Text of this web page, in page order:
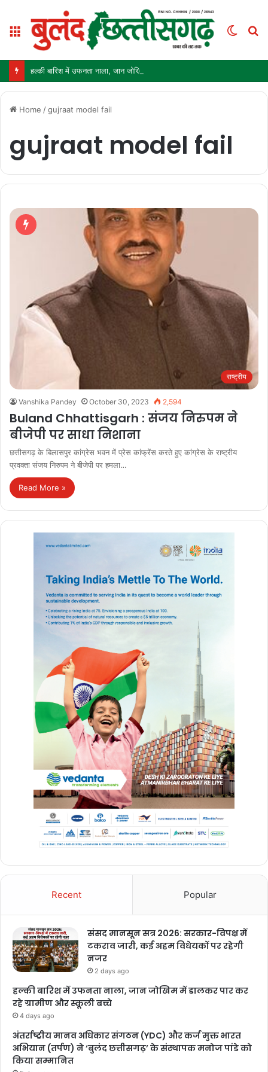
Menu
Switch
Home /gujraat model fail
gujraat model fail
राष्ट्रीय
Vanshika Pandey October 30, 2023 2,594
Buland Chhattisgarh : संजय निरुपम ने
बीजेपी पर साधा निशाना
छत्तीसगढ़ के बिलासपुर कांग्रेस भवन में प्रेस कांफ्रेंस करते हुए कांग्रेस के राष्ट्रीय
प्रवक्ता संजय निरुपम ने बीजेपी पर हमला…
Read More »
Recent Popular
संसद मानसून सत्र 2026: सरकार-विपक्ष में
टकराव जारी, कई अहम विधेयकों पर रहेगी
नजर
2 days ago
हल्की बारिश में उफनता नाला, जान जोखिम में डालकर पार कर
रहे ग्रामीण और स्कूली बच्चे
4 days ago
अंतर्राष्ट्रीय मानव अधिकार संगठन (YDC) और कर्ज मुक्त भारत
अभियान (तर्पण) ने ‘बुलंद छत्तीसगढ़’ के संस्थापक मनोज पांडे को
किया सम्मानित